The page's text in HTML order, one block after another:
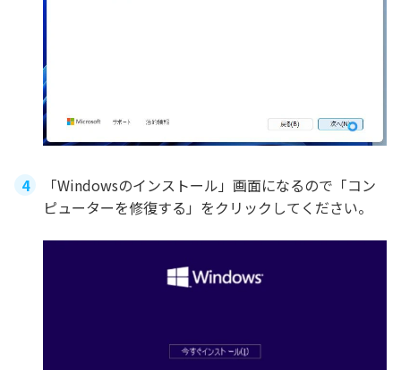
「Windowsのインストール」画面になるので「コン
ピューターを修復する」をクリックしてください。